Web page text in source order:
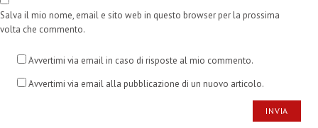
Salva il mio nome, email e sito web in questo browser per la prossima
volta che commento.
Avvertimi via email in caso di risposte al mio commento.
Avvertimi via email alla pubblicazione di un nuovo articolo.